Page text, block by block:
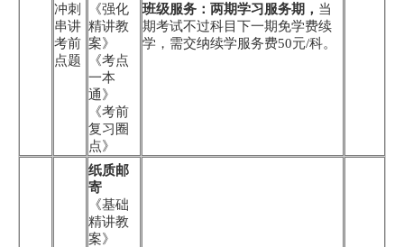
冲刺
串讲
考前
点题
《强化
精讲教
案》
《考点
一本
通》
《考前
复习圈
点》
班级服务：两期学习服务期， 当
期考试不过科目下一期免学费续
学，需交纳续学服务费50元/科。
纸质邮
寄
《基础
精讲教
案》